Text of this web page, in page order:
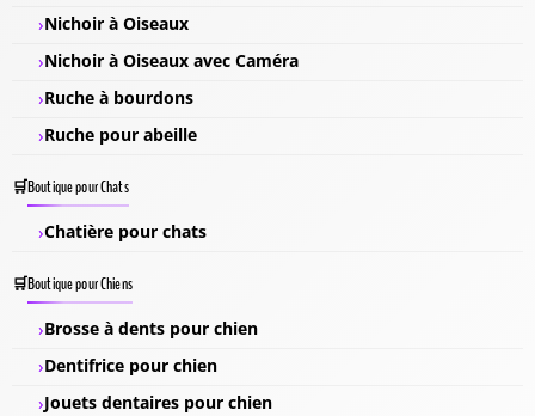
Nichoir à Oiseaux
Nichoir à Oiseaux avec Caméra
Ruche à bourdons
Ruche pour abeille
Boutique pour Chats
Chatière pour chats
Boutique pour Chiens
Brosse à dents pour chien
Dentifrice pour chien
Jouets dentaires pour chien